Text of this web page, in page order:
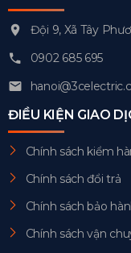
Đội 9, Xã Tây
0902 685 695
ĐIỀU KIỆN GIAO
Chính sách kiểm
Chính sách đổi trả
Chính sách bảo
Chính sách vận